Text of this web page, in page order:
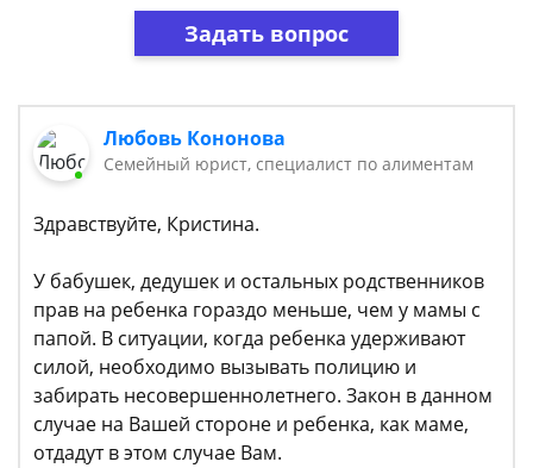
Задать вопрос
Любовь Кононова
Семейный юрист, специалист по алиментам
Здравствуйте, Кристина.
У бабушек, дедушек и остальных родственников
прав на ребенка гораздо меньше, чем у мамы с
папой. В ситуации, когда ребенка удерживают
силой, необходимо вызывать полицию и
забирать несовершеннолетнего. Закон в данном
случае на Вашей стороне и ребенка, как маме,
отдадут в этом случае Вам.